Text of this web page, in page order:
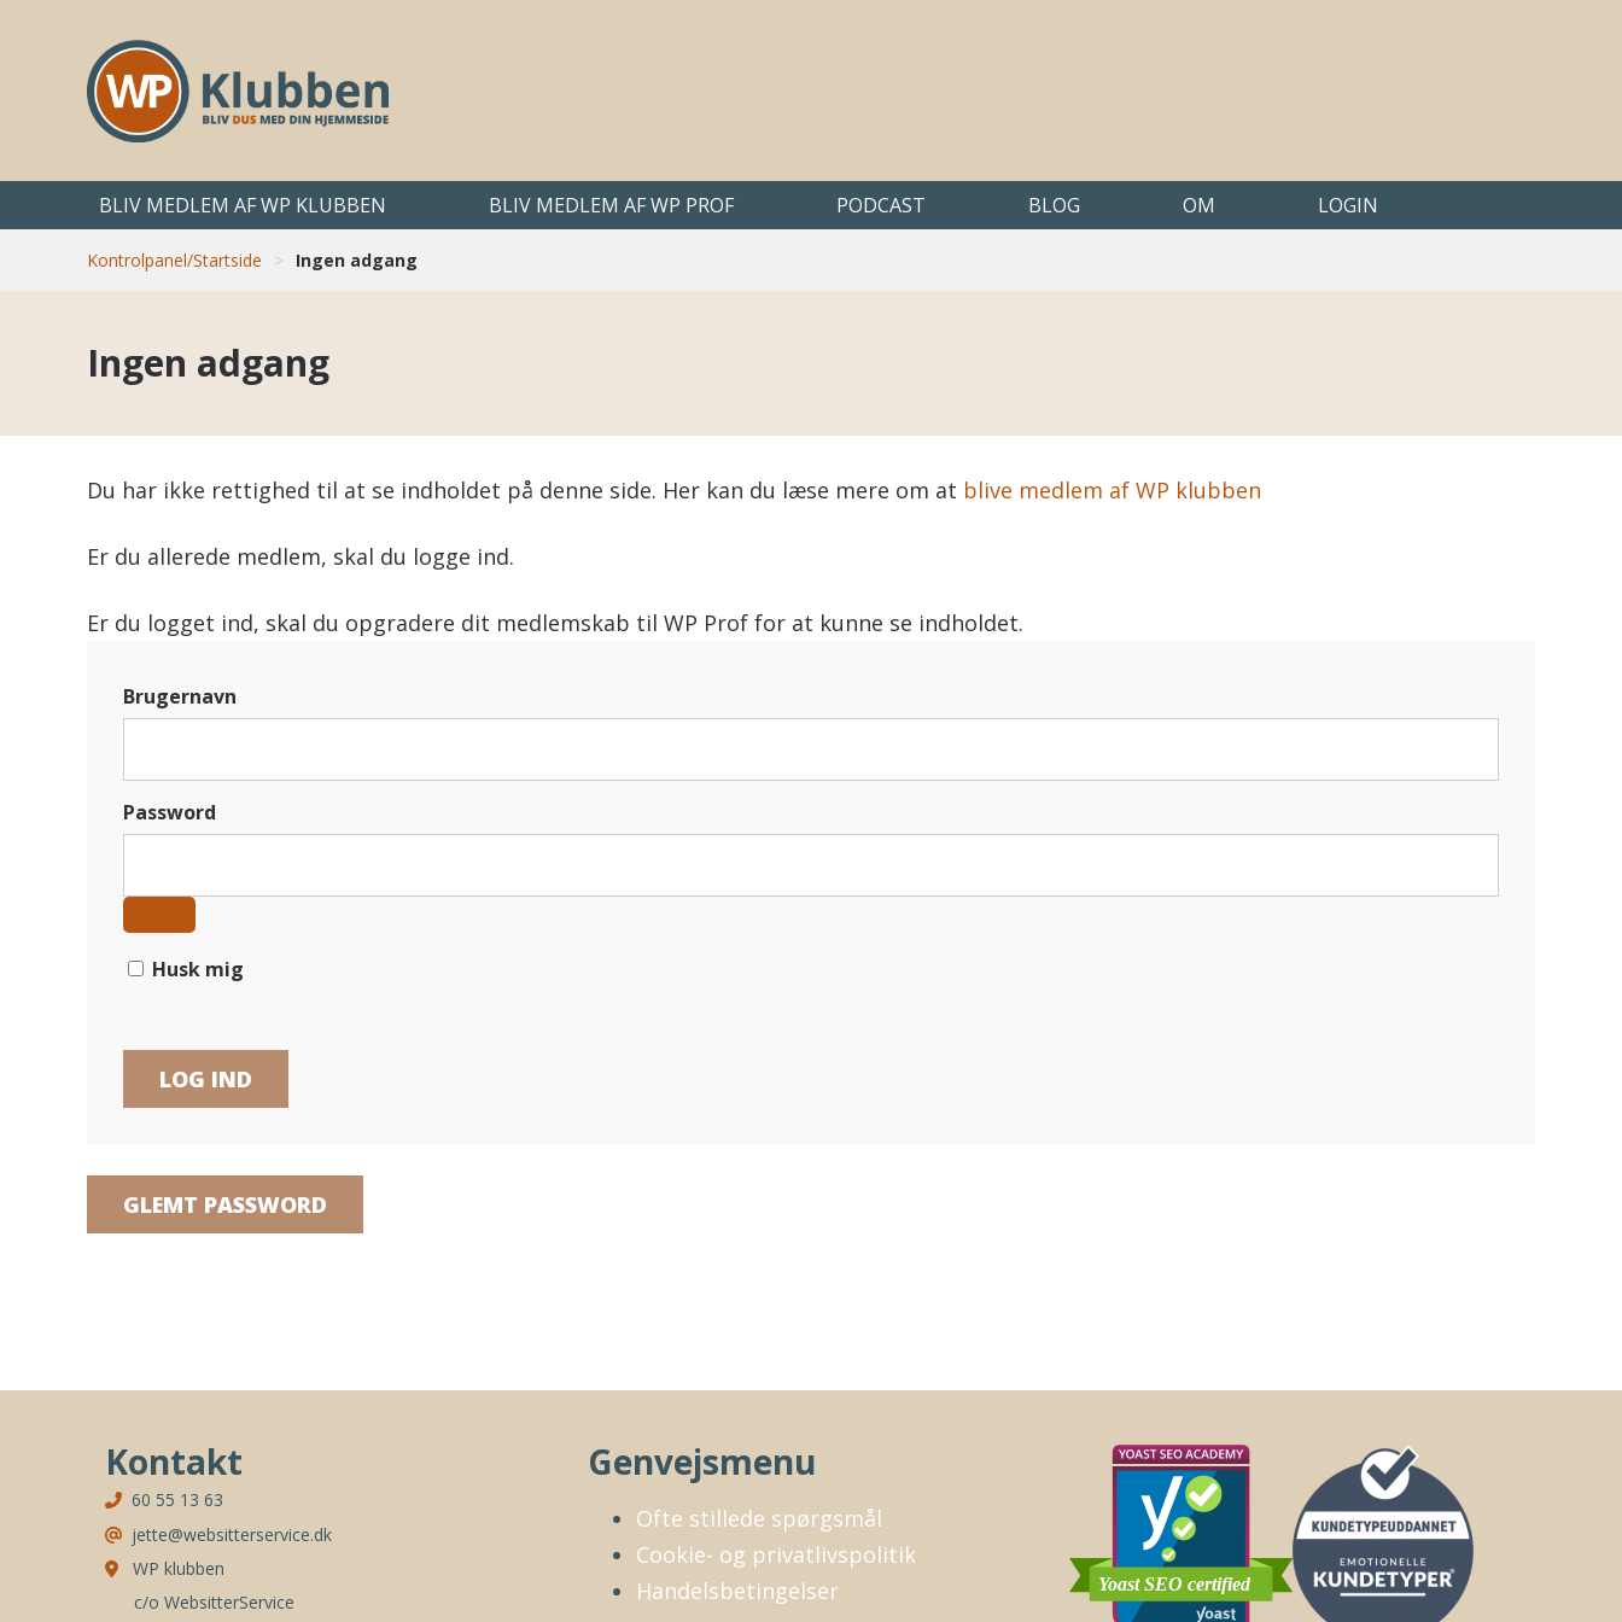
BLIV MEDLEM AF WP KLUBBEN BLIV MEDLEM AF WP PROF PODCAST BLOG OM LOGIN
Kontrolpanel/Startside > Ingen adgang
Ingen adgang
Du har ikke rettighed til at se indholdet på denne side. Her kan du læse mere om at blive medlem af WP klubben
Er du allerede medlem, skal du logge ind.
Er du logget ind, skal du opgradere dit medlemskab til WP Prof for at kunne se indholdet.
Brugernavn
Password
Husk mig
GLEMT PASSWORD
Kontakt
60 55 13 63
jette@websitterservice.dk
WP klubben
c/o WebsitterService
Genvejsmenu
Ofte stillede spørgsmål
Cookie- og privatlivspolitik
Handelsbetingelser